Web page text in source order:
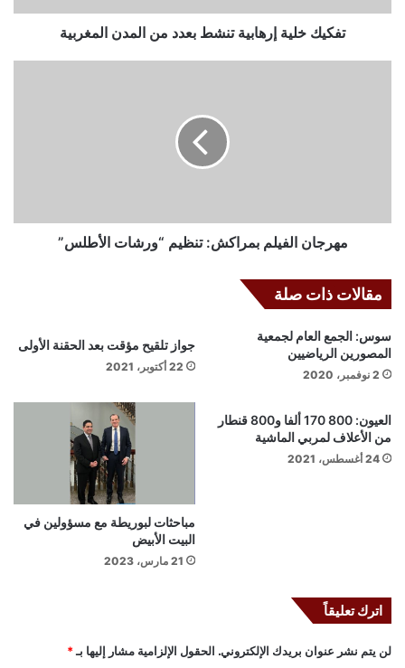
تفكيك خلية إرهابية تنشط بعدد من المدن المغربية
مهرجان الفيلم بمراكش: تنظيم “ورشات الأطلس”
مقالات ذات صلة
سوس: الجمع العام لجمعية
المصورين الرياضيين
2 نوفمبر، 2020
جواز تلقيح مؤقت بعد الحقنة الأولى
22 أكتوبر، 2021
العيون: 800 170 ألفا و800 قنطار
من الأعلاف لمربي الماشية
24 أغسطس، 2021
مباحثات لبوريطة مع مسؤولين في
البيت الأبيض
21 مارس، 2023
اترك تعليقاً
لن يتم نشر عنوان بريدك الإلكتروني. الحقول الإلزامية مشار إليها بـ*